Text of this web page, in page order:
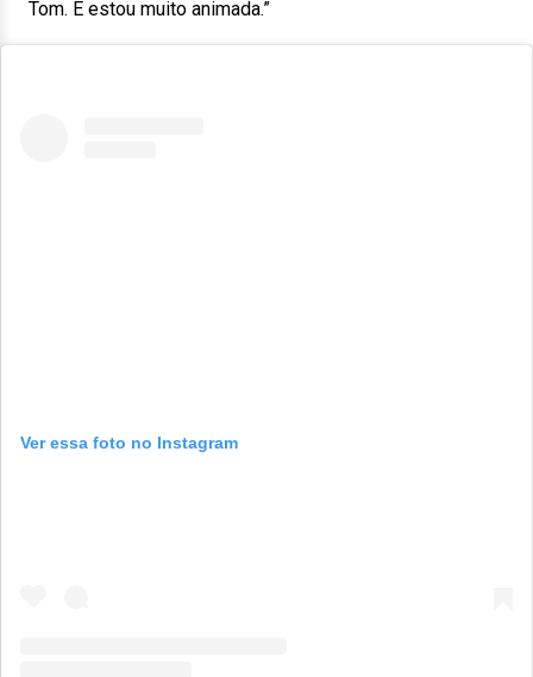
Tom. E estou muito animada.”
Ver essa foto no Instagram